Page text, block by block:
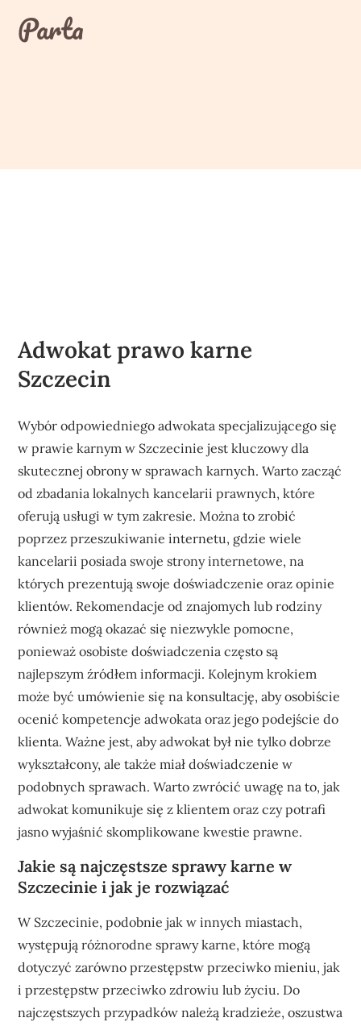
contentParta
Adwokat prawo karne
Szczecin
Wybór odpowiedniego adwokata specjalizującego się
w prawie karnym w Szczecinie jest kluczowy dla
skutecznej obrony w sprawach karnych. Warto zacząć
od zbadania lokalnych kancelarii prawnych, które
oferują usługi w tym zakresie. Można to zrobić
poprzez przeszukiwanie internetu, gdzie wiele
kancelarii posiada swoje strony internetowe, na
których prezentują swoje doświadczenie oraz opinie
klientów. Rekomendacje od znajomych lub rodziny
również mogą okazać się niezwykle pomocne,
ponieważ osobiste doświadczenia często są
najlepszym źródłem informacji. Kolejnym krokiem
może być umówienie się na konsultację, aby osobiście
ocenić kompetencje adwokata oraz jego podejście do
klienta. Ważne jest, aby adwokat był nie tylko dobrze
wykształcony, ale także miał doświadczenie w
podobnych sprawach. Warto zwrócić uwagę na to, jak
adwokat komunikuje się z klientem oraz czy potrafi
jasno wyjaśnić skomplikowane kwestie prawne.
Jakie są najczęstsze sprawy karne w
Szczecinie i jak je rozwiązać
W Szczecinie, podobnie jak w innych miastach,
występują różnorodne sprawy karne, które mogą
dotyczyć zarówno przestępstw przeciwko mieniu, jak
i przestępstw przeciwko zdrowiu lub życiu. Do
najczęstszych przypadków należą kradzieże, oszustwa